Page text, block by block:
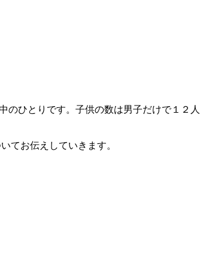
ひとりです。子供の数は男子だけで１２
てお伝えしていきます。